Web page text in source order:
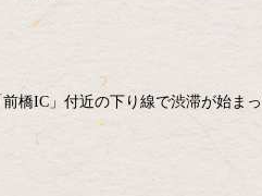
橋IC」付近の下り線で渋滞が始まっ